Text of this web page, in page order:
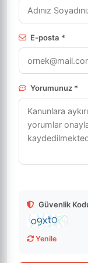
E-posta *
Yorumunuz *
Güvenlik
Yenile